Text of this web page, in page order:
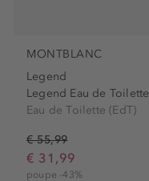
MONTBLANC
Legend
Legend Eau de Toilette
Eau de Toilette (EdT)
€ 55,99
€ 31,99
poupe -43%